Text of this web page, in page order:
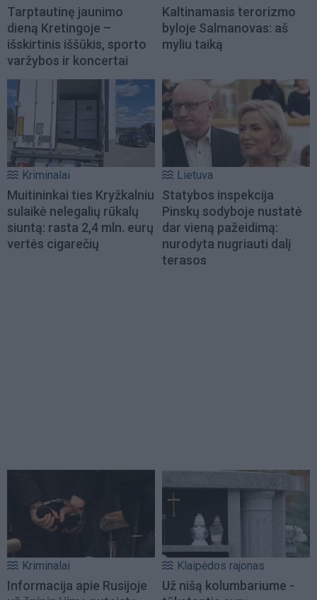
Tarptautinę jaunimo
dieną Kretingoje –
išskirtinis iššūkis, sporto
varžybos ir koncertai
Kaltinamasis terorizmo
byloje Salmanovas: aš
myliu taiką
Kriminalai
Muitininkai ties Kryžkalniu
sulaikė nelegalių rūkalų
siuntą: rasta 2,4 mln. eurų
vertės cigarečių
Lietuva
Statybos inspekcija
Pinskų sodyboje nustatė
dar vieną pažeidimą:
nurodyta nugriauti dalį
terasos
Kriminalai
Informacija apie Rusijoje
Klaipėdos rajonas
Už nišą kolumbariume -